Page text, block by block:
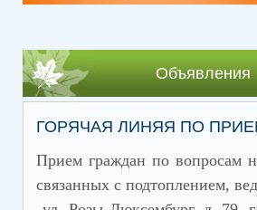
Объявления
ГОРЯЧАЯ ЛИНЯЯ ПО
Прием граждан по вопросам
связанных с подтоплением,